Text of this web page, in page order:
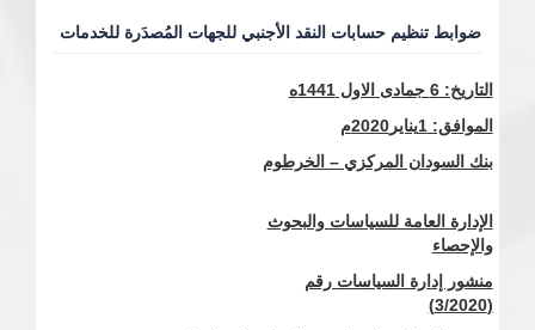
ضوابط تنظيم حسابات النقد الأجنبي للجهات المُصدَرة للخدمات
التاريخ: 6 جمادى الاول 1441ه
الموافق: 1يناير
2020م
بنك السودان المركزي – الخرطوم
الإدارة العامة للسياسات والبحوث
والإحصاء
منشور إدارة السياسات رقم
(
3/2020)